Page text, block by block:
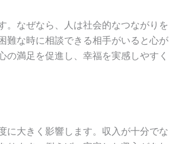
。なぜなら、人は社会的なつながりを
難な時に相談できる相手がいると心が
満足を促進し、幸福を実感しやすく
に大きく影響します。収入が十分でな